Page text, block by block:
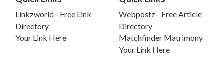
Linkzworld - Free Link
Directory
Your Link Here
Webpostz - Free Article
Directory
Matchfinder Matrimony
Your Link Here